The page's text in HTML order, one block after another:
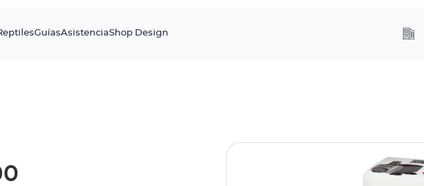
GuíasAsistenciaShop Design